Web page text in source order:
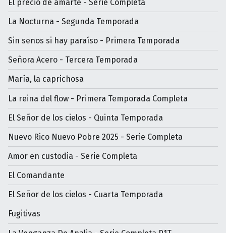
El precio de amarte - Serie Completa
La Nocturna - Segunda Temporada
Sin senos si hay paraíso - Primera Temporada
Señora Acero - Tercera Temporada
María, la caprichosa
La reina del flow - Primera Temporada Completa
El Señor de los cielos - Quinta Temporada
Nuevo Rico Nuevo Pobre 2025 - Serie Completa
Amor en custodia - Serie Completa
El Comandante
El Señor de los cielos - Cuarta Temporada
Fugitivas